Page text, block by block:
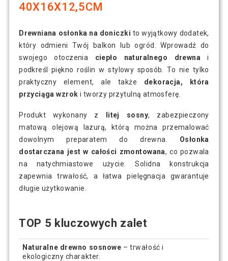
40X16X12,5CM
Drewniana osłonka na doniczki to wyjątkowy dodatek,
który odmieni Twój balkon lub ogród. Wprowadź do
swojego otoczenia ciepło naturalnego drewna i
podkreśl piękno roślin w stylowy sposób. To nie tylko
praktyczny element, ale także dekoracja, która
przyciąga wzrok i tworzy przytulną atmosferę.
Produkt wykonany z litej sosny, zabezpieczony
matową olejową lazurą, którą można przemalować
dowolnym preparatem do drewna. Osłonka
dostarczana jest w całości zmontowana, co pozwala
na natychmiastowe użycie. Solidna konstrukcja
zapewnia trwałość, a łatwa pielęgnacja gwarantuje
długie użytkowanie.
TOP 5 kluczowych zalet
Naturalne drewno sosnowe – trwałość i
ekologiczny charakter.